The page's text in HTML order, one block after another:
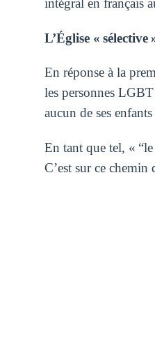
intégral en français
L’Église « sélective
En réponse à la
les personnes
aucun de ses enfants
En tant que tel, «
C’est sur ce